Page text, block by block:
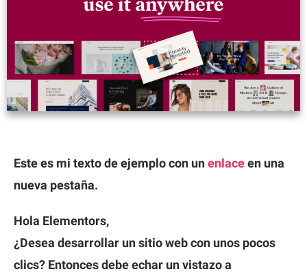
Este es mi texto de ejemplo con unenlaceen una
nueva pestaña.
Hola Elementors,
¿Desea desarrollar un sitio web con unos pocos
clics? Entonces debe echar un vistazo a